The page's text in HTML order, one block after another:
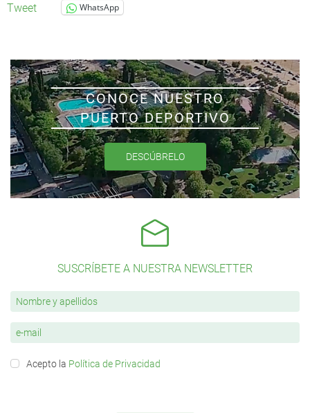
Tweet WhatsApp
CONOCE NUESTRO
PUERTO DEPORTIVO
DESCÚBRELO
SUSCRÍBETE A NUESTRA NEWSLETTER
Acepto la Política de Privacidad